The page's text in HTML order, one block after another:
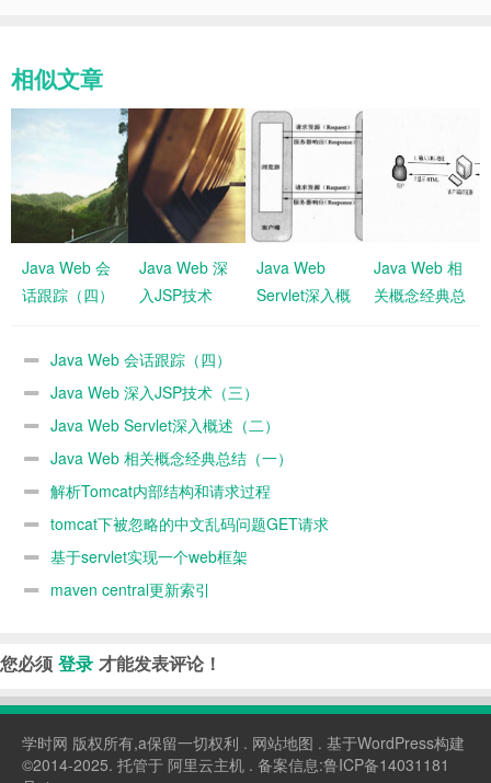
相似文章
Java Web 会
话跟踪（四）
Java Web 深
入JSP技术
Java Web
Servlet深入概
Java Web 相
关概念经典总
Java Web 会话跟踪（四）
Java Web 深入JSP技术（三）
Java Web Servlet深入概述（二）
Java Web 相关概念经典总结（一）
解析Tomcat内部结构和请求过程
tomcat下被忽略的中文乱码问题GET请求
基于servlet实现一个web框架
maven central更新索引
您必须 登录 才能发表评论！
学时网 版权所有,a保留一切权利 . 网站地图 . 基于WordPress构建
©2014-2025. 托管于 阿里云主机 . 备案信息:鲁ICP备14031181